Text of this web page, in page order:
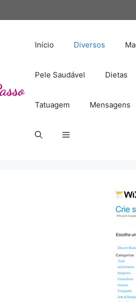
Início Diversos
Pele Saudável Dietas
Tatuagem Mensagens